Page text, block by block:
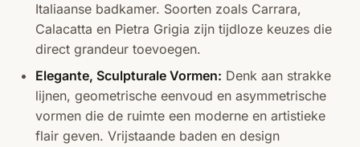
Italiaanse badkamer. Soorten zoals Carrara,
Calacatta en Pietra Grigia zijn tijdloze keuzes die
direct grandeur toevoegen.
Elegante, Sculpturale Vormen: Denk aan strakke
lijnen, geometrische eenvoud en asymmetrische
vormen die de ruimte een moderne en artistieke
flair geven. Vrijstaande baden en design